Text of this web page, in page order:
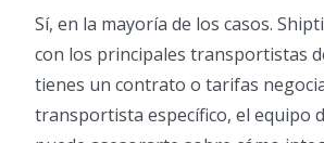
Sí, en la mayoría de los casos.
con los principales transportistas
tienes un contrato o tarifas
transportista específico, el equipo